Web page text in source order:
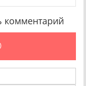
комментарий